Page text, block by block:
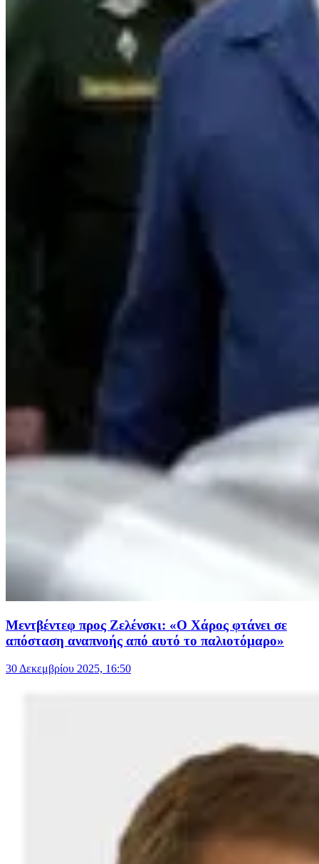
Μεντβέντεφ προς Ζελένσκι: «Ο Χάρος φτάνει σε
απόσταση αναπνοής από αυτό το παλιοτόμαρο»
30 Δεκεμβρίου 2025, 16:50